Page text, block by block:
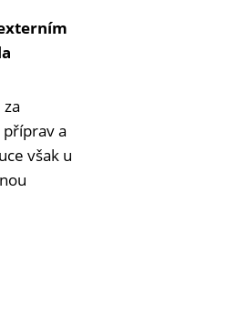
a
však u